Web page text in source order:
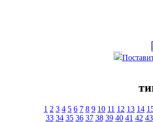
1 2 3 4 5 6 7 8 9 10 11 12 13 14
33 34 35 36 37 38 39 40 41 42 43